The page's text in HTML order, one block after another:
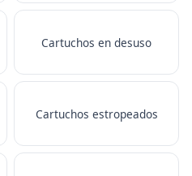
Cartuchos en desuso
Cartuchos estropeados